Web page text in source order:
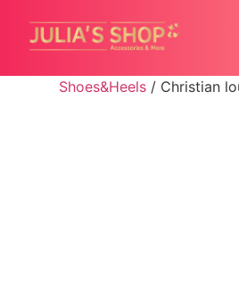
Shoes&Heels / Christian